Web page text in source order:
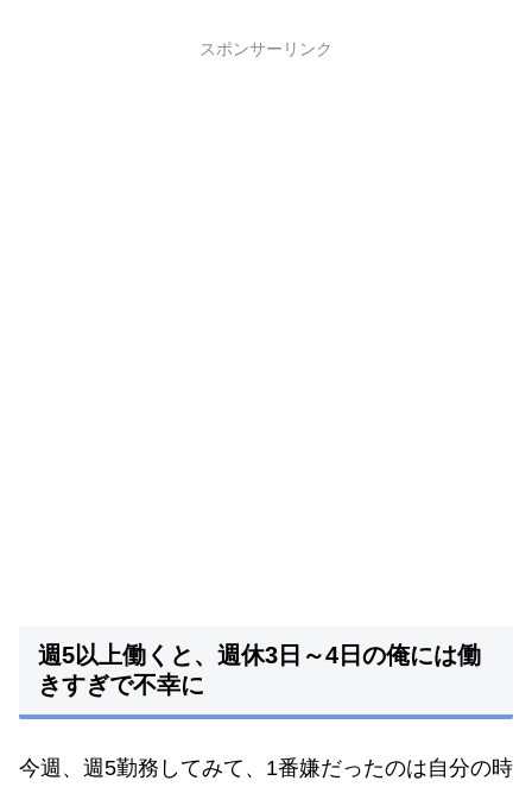
スポンサーリンク
週5以上働くと、週休3日～4日の俺には働
きすぎで不幸に
今週、週5勤務してみて、1番嫌だったのは自分の時